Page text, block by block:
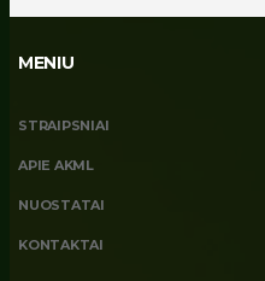
MENIU
STRAIPSNIAI
APIE AKML
NUOSTATAI
KONTAKTAI